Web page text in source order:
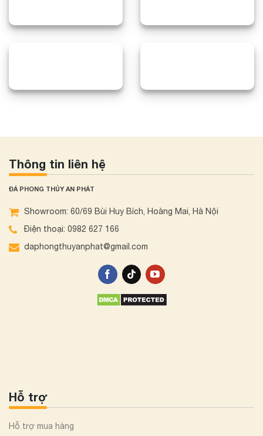
Thông tin liên hệ
ĐÁ PHONG THỦY AN PHÁT
Showroom: 60/69 Bùi Huy Bích, Hoàng Mai, Hà Nội
Điện thoại: 0982 627 166
daphongthuyanphat@gmail.com
Hỗ trợ
Hỗ trợ mua hàng